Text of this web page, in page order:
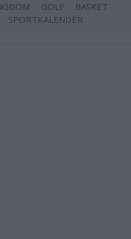
GOLF
BASKET
SPORTKALENDER